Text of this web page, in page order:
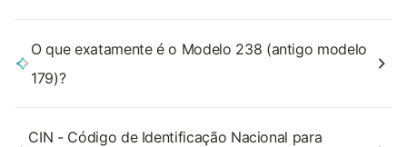
O que exatamente é o Modelo 238 (antigo modelo
179)?
CIN - Código de Identificação Nacional para